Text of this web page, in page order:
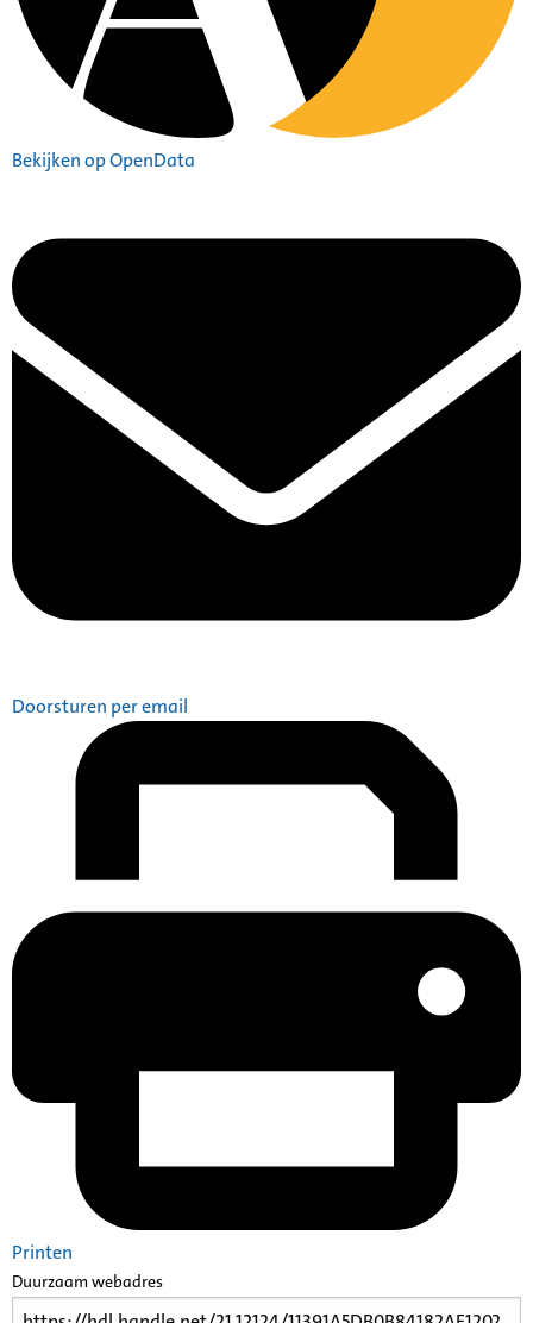
Bekijken op OpenData
Doorsturen per email
Printen
Duurzaam webadres